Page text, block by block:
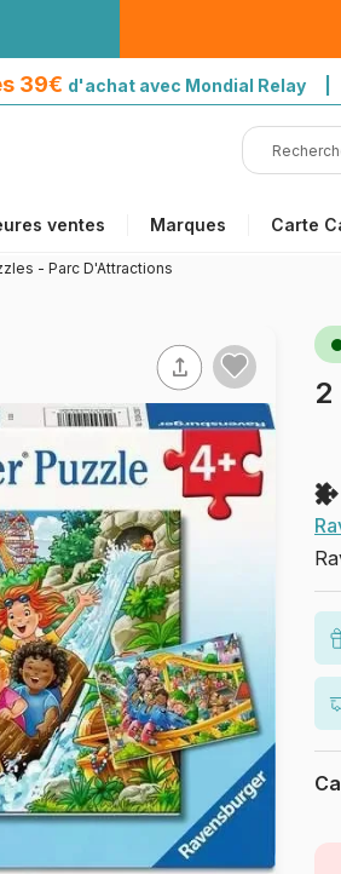
39€ d'achat avec Mondial Relay
ventes Marques Carte
- Parc D'Attractions
2